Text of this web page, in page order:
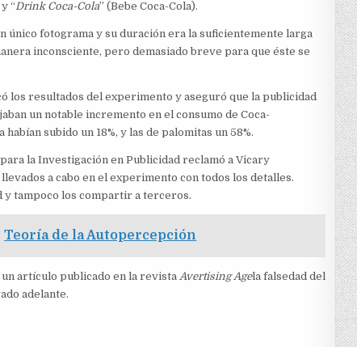
“ Drink Coca-Cola” (Bebe Coca-Cola).
único fotograma y su duración era la suficientemente larga
inconsciente, pero demasiado breve para que éste se
los resultados del experimento y aseguró que la publicidad
un notable incremento en el consumo de Coca-
subido un 18%, y las de palomitas un 58%.
la Investigación en Publicidad reclamó a Vicary
a cabo en el experimento con todos los detalles.
y tampoco los compartir a terceros.
Teoría de la Autopercepción
artículo publicado en la revista Avertising Agela falsedad del
adelante.